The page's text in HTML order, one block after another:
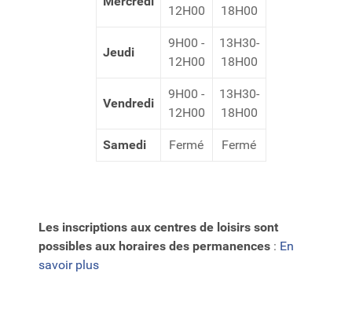
12H00 18H00
Jeudi
9H00 -
12H00
13H30-
18H00
Vendredi
9H00 -
12H00
13H30-
18H00
Samedi Fermé Fermé
Les inscriptions aux centres de loisirs sont
possibles aux horaires des permanences : En
savoir plus